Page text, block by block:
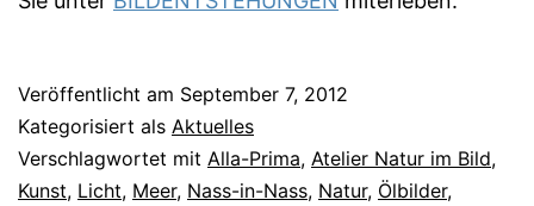
Veröffentlicht am September 7, 2012
Kategorisiert als Aktuelles
Verschlagwortet mit Alla-Prima, Atelier Natur im Bild,
Kunst, Licht, Meer, Nass-in-Nass, Natur, Ölbilder,